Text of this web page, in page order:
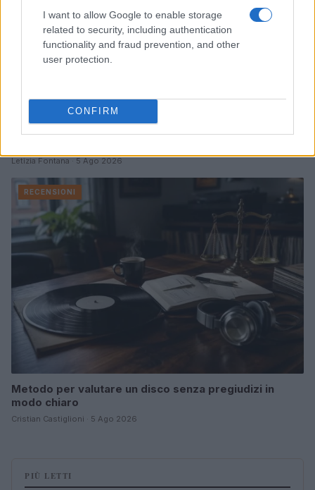
I want to allow Google to enable storage
related to security, including authentication
functionality and fraud prevention, and other
user protection.
CONFIRM
Archivio Ricordi: la storia della musica italiana
Letizia Fontana · 5 Ago 2026
RECENSIONI
Metodo per valutare un disco senza pregiudizi in
modo chiaro
Cristian Castiglioni · 5 Ago 2026
PIÙ LETTI